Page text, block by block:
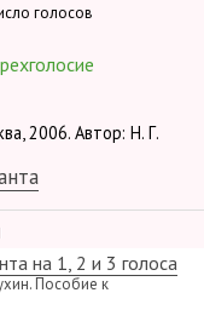
голосов
2006. Автор: Н. Г.
на 1, 2 и 3 голоса
Пособие к